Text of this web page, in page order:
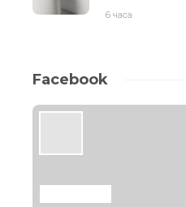
6 часа
Facebook